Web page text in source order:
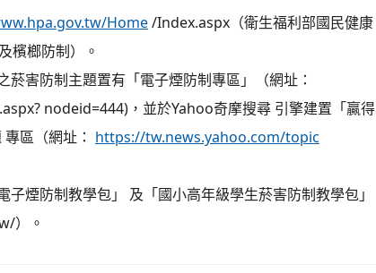
Home/Index.aspx（衛生福利部國民健康
檳榔防制）。
害防制主題置有「電子煙防制專區」（網址：
nodeid=444)，並於Yahoo奇摩搜尋 引擎建置「贏得
區（網址： https://tw.news.yahoo.com/topic
煙防制教學包」 及「國小高年級學生菸害防制教學包」
）。